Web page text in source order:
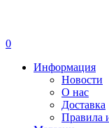
0
Информация
Новости
О нас
Доставка
Правила